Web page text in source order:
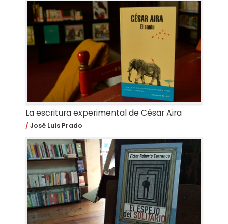
La escritura experimental de César Aira
José Luis Prado